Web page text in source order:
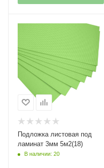
Подложка листовая под
ламинат 3мм 5м2(18)
В наличии: 20